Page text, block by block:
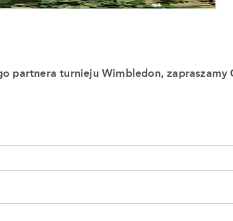
partnera turnieju Wimbledon,